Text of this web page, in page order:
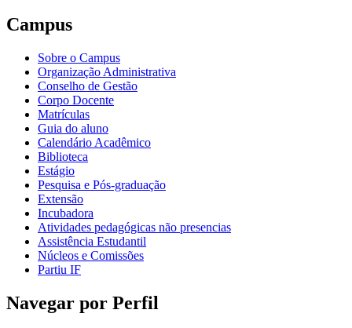
Campus
Sobre o Campus
Organização Administrativa
Conselho de Gestão
Corpo Docente
Matrículas
Guia do aluno
Calendário Acadêmico
Biblioteca
Estágio
Pesquisa e Pós-graduação
Extensão
Incubadora
Atividades pedagógicas não presencias
Assistência Estudantil
Núcleos e Comissões
Partiu IF
Navegar por Perfil